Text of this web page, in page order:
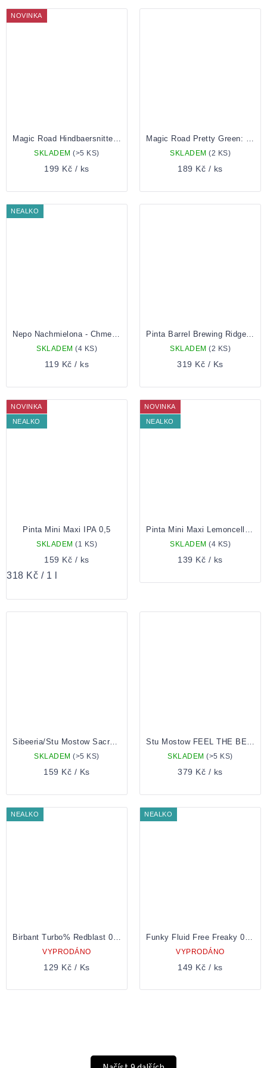
NOVINKA
Magic Road Hindbaersnitter - Danish Raspberry Pastries 0,5 plech
SKLADEM(>5 KS)
199 Kč / ks
Magic Road Pretty Green: Kiwi, Banana & Spirulina 0,5 Plechovka
SKLADEM (2 KS)
189 Kč / ks
NEALKO
Nepo Nachmielona - Chmel+Cytryna+Jablko 0,5 Plechovka
SKLADEM (4 KS)
119 Kč/ ks
Pinta Barrel Brewing Ridge 0,33 Lahev
SKLADEM (2 KS)
319 Kč / Ks
NOVINKA
NEALKO
Pinta Mini Maxi IPA 0,5
SKLADEM (1 KS)
159 Kč / ks
Měrná
318 Kč / 1 l
NOVINKA
NEALKO
Pinta Mini Maxi Lemoncello 0,5 Lahev
SKLADEM (4 KS)
139 Kč / ks
Sibeeria/Stu Mostow Sacred Tree 0,5 Plechovka
SKLADEM(>5 KS)
159 Kč / Ks
Stu Mostow FEEL THE BEAT 0,33 lahev
SKLADEM(>5 KS)
379 Kč / ks
NEALKO
Birbant Turbo% Redblast 0,5 Plechovka
VYPRODÁNO
129 Kč / Ks
NEALKO
Funky Fluid Free Freaky 0,5 Plechovka
VYPRODÁNO
149 Kč / ks